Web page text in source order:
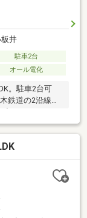
井
駐車2台
オール電化
。駐車2台可
鉄道の2沿線利